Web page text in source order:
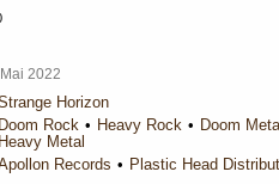
2022
Horizon
Doom Rock Heavy Rock
Doom
Heavy Metal
Records Plastic Head